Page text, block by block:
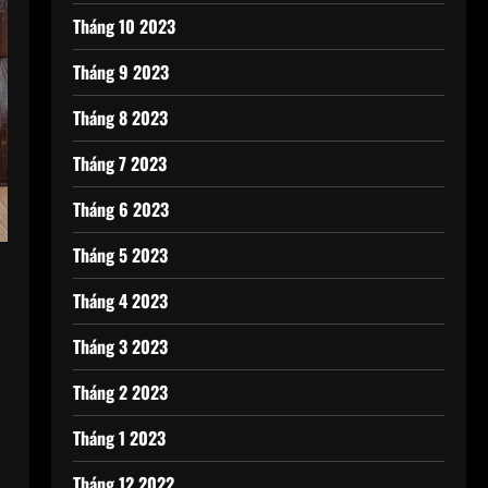
Tháng 10 2023
Tháng 9 2023
Tháng 8 2023
Tháng 7 2023
Tháng 6 2023
Tháng 5 2023
Tháng 4 2023
Tháng 3 2023
Tháng 2 2023
Tháng 1 2023